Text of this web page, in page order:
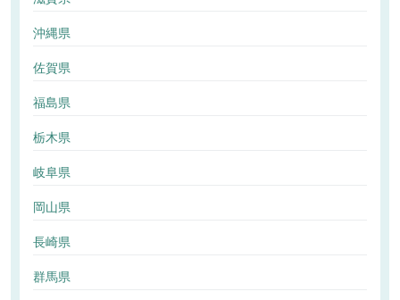
沖縄県
佐賀県
福島県
栃木県
岐阜県
岡山県
長崎県
群馬県